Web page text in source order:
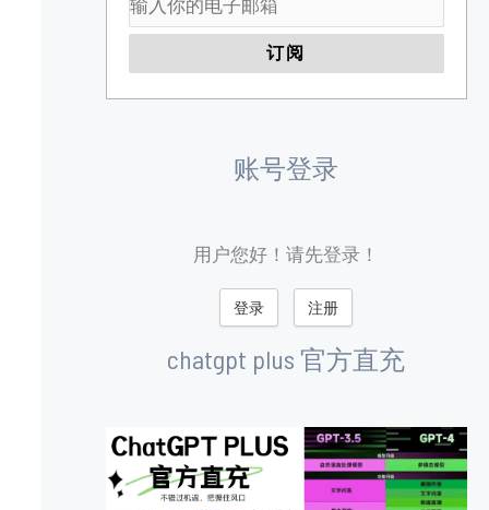
账号登录
用户您好！请先登录！
登录 注册
chatgpt plus 官方直充